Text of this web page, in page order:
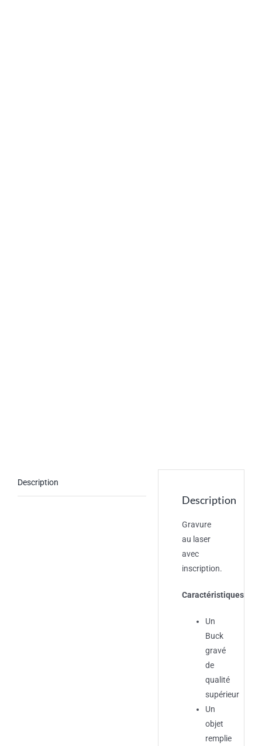
Description
Description
Gravure
au laser
avec
inscription.
Caractéristiques:
Un
Buck
gravé
de
qualité
supérieur
Un
objet
remplie